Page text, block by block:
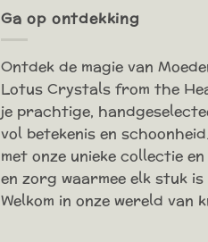
Ga op ontdekking
Ontdek de magie van
Lotus Crystals from the
je prachtige,
vol betekenis en
met onze unieke collectie
en zorg waarmee elk stuk is
Welkom in onze wereld van